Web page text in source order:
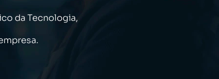
da Tecnologia,